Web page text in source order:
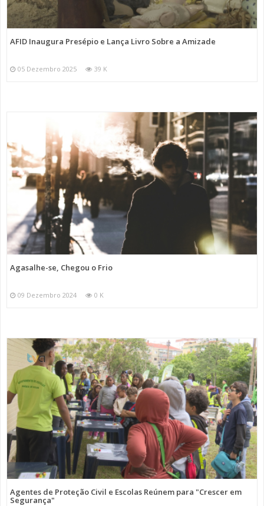
AFID Inaugura Presépio e Lança Livro Sobre a Amizade
05 Dezembro 2025 39 K
Agasalhe-se, Chegou o Frio
09 Dezembro 2024 0 K
Agentes de Proteção Civil e Escolas Reúnem para "Crescer em
Segurança"